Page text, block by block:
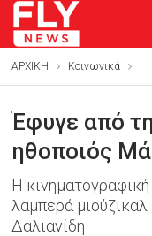
ΑΡΧΙΚΗ Κοινωνικά
Έφυγε από
ηθοποιός
Η
λαμπερά
Δαλιανίδη